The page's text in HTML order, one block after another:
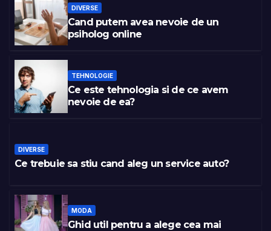
DIVERSE
Cand putem avea nevoie de un
psiholog online
TEHNOLOGIE
Ce este tehnologia si de ce avem
nevoie de ea?
DIVERSE
Ce trebuie sa stiu cand aleg un service auto?
MODA
Ghid util pentru a alege cea mai